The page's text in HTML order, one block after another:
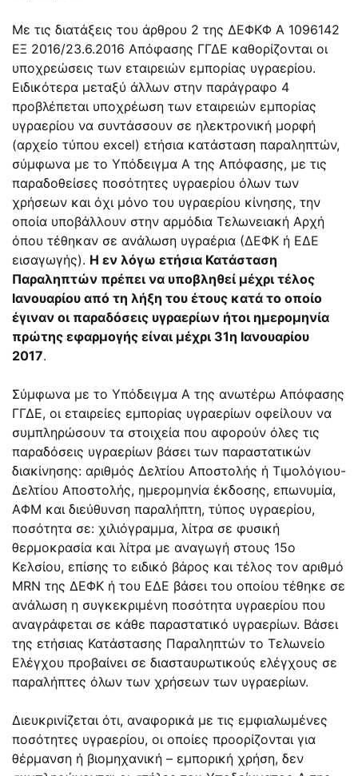
Με τις διατάξεις του άρθρου 2 της ΔΕΦΚΦ Α 1096142
ΕΞ 2016/23.6.2016 Απόφασης ΓΓΔΕ καθορίζονται οι
υποχρεώσεις των εταιρειών εμπορίας υγραερίου.
Ειδικότερα μεταξύ άλλων στην παράγραφο 4
προβλέπεται υποχρέωση των εταιρειών εμπορίας
υγραερίου να συντάσσουν σε ηλεκτρονική μορφή
(αρχείο τύπου excel) ετήσια κατάσταση παραληπτών,
σύμφωνα με το Υπόδειγμα Α της Απόφασης, με τις
παραδοθείσες ποσότητες υγραερίου όλων των
χρήσεων και όχι μόνο του υγραερίου κίνησης, την
οποία υποβάλλουν στην αρμόδια Τελωνειακή Αρχή
όπου τέθηκαν σε ανάλωση υγραέρια (ΔΕΦΚ ή ΕΔΕ
εισαγωγής). Η εν λόγω ετήσια Κατάσταση
Παραληπτών πρέπει να υποβληθεί μέχρι τέλος
Ιανουαρίου από τη λήξη του έτους κατά το οποίο
έγιναν οι παραδόσεις υγραερίων ήτοι ημερομηνία
πρώτης εφαρμογής είναι μέχρι 31η Ιανουαρίου
2017.
Σύμφωνα με το Υπόδειγμα Α της ανωτέρω Απόφασης
ΓΓΔΕ, οι εταιρείες εμπορίας υγραερίων οφείλουν να
συμπληρώσουν τα στοιχεία που αφορούν όλες τις
παραδόσεις υγραερίων βάσει των παραστατικών
διακίνησης: αριθμός Δελτίου Αποστολής ή Τιμολόγιου-
Δελτίου Αποστολής, ημερομηνία έκδοσης, επωνυμία,
ΑΦΜ και διεύθυνση παραλήπτη, τύπος υγραερίου,
ποσότητα σε: χιλιόγραμμα, λίτρα σε φυσική
θερμοκρασία και λίτρα με αναγωγή στους 15ο
Κελσίου, επίσης το ειδικό βάρος και τέλος τον αριθμό
MRN της ΔΕΦΚ ή του ΕΔΕ βάσει του οποίου τέθηκε σε
ανάλωση η συγκεκριμένη ποσότητα υγραερίου που
αναγράφεται σε κάθε παραστατικό υγραερίων. Βάσει
της ετήσιας Κατάστασης Παραληπτών το Τελωνείο
Ελέγχου προβαίνει σε διασταυρωτικούς ελέγχους σε
παραλήπτες όλων των χρήσεων των υγραερίων.
Διευκρινίζεται ότι, αναφορικά με τις εμφιαλωμένες
ποσότητες υγραερίου, οι οποίες προορίζονται για
θέρμανση ή βιομηχανική – εμπορική χρήση, δεν